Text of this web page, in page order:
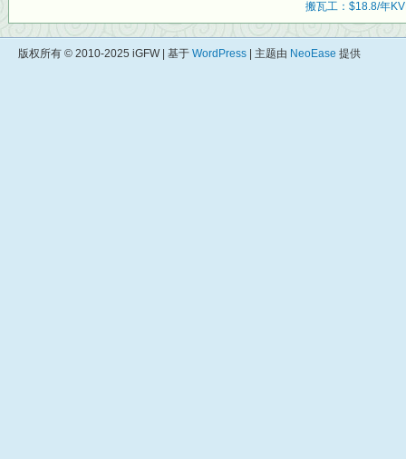
搬瓦工：$18.8/年
版权所有 © 2010-2025 iGFW | 基于 WordPress | 主题由 NeoEase 提供